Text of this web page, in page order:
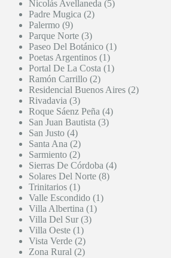
Nicolás Avellaneda (5)
Padre Mugica (2)
Palermo (9)
Parque Norte (3)
Paseo Del Botánico (1)
Poetas Argentinos (1)
Portal De La Costa (1)
Ramón Carrillo (2)
Residencial Buenos Aires (2)
Rivadavia (3)
Roque Sáenz Peña (4)
San Juan Bautista (3)
San Justo (4)
Santa Ana (2)
Sarmiento (2)
Sierras De Córdoba (4)
Solares Del Norte (8)
Trinitarios (1)
Valle Escondido (1)
Villa Albertina (1)
Villa Del Sur (3)
Villa Oeste (1)
Vista Verde (2)
Zona Rural (2)